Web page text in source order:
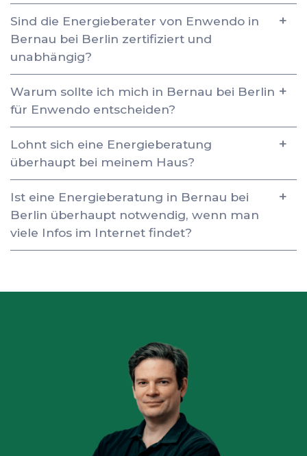
Sind die Energieberater von Enwendo in
Bernau bei Berlin zertifiziert und
unabhängig?
Warum sollte ich mich in Bernau bei Berlin
für Enwendo entscheiden?
Lohnt sich eine Energieberatung
überhaupt bei meinem Haus?
Ist eine Energieberatung in Bernau bei
Berlin überhaupt notwendig, wenn man
viele Infos im Internet findet?